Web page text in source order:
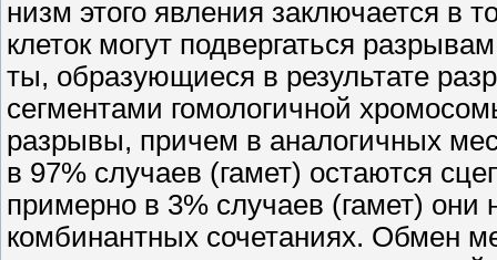
низм этого явления заключается в
клеток могут подвергаться
ты, образующиеся в результате
сегментами гомологичной
разрывы, причем в аналогичных
в 97% случаев (гамет) остаются
примерно в 3% случаев (гамет)
комбинантных сочетаниях. Обмен